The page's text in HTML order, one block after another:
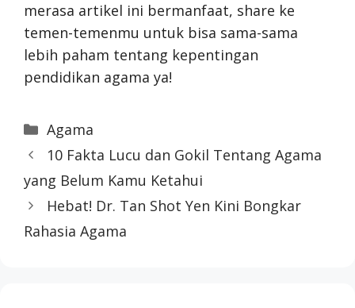
merasa artikel ini bermanfaat, share ke
temen-temenmu untuk bisa sama-sama
lebih paham tentang kepentingan
pendidikan agama ya!
Categories
Agama
10 Fakta Lucu dan Gokil Tentang Agama
yang Belum Kamu Ketahui
Hebat! Dr. Tan Shot Yen Kini Bongkar
Rahasia Agama